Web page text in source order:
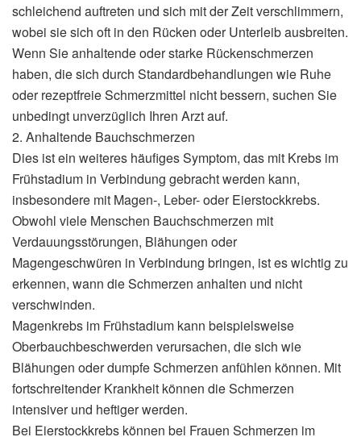
schleichend auftreten und sich mit der Zeit verschlimmern,
wobei sie sich oft in den Rücken oder Unterleib ausbreiten.
Wenn Sie anhaltende oder starke Rückenschmerzen
haben, die sich durch Standardbehandlungen wie Ruhe
oder rezeptfreie Schmerzmittel nicht bessern, suchen Sie
unbedingt unverzüglich Ihren Arzt auf.
2. Anhaltende Bauchschmerzen
Dies ist ein weiteres häufiges Symptom, das mit Krebs im
Frühstadium in Verbindung gebracht werden kann,
insbesondere mit Magen-, Leber- oder Eierstockkrebs.
Obwohl viele Menschen Bauchschmerzen mit
Verdauungsstörungen, Blähungen oder
Magengeschwüren in Verbindung bringen, ist es wichtig zu
erkennen, wann die Schmerzen anhalten und nicht
verschwinden.
Magenkrebs im Frühstadium kann beispielsweise
Oberbauchbeschwerden verursachen, die sich wie
Blähungen oder dumpfe Schmerzen anfühlen können. Mit
fortschreitender Krankheit können die Schmerzen
intensiver und heftiger werden.
Bei Eierstockkrebs können bei Frauen Schmerzen im